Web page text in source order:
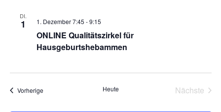
DI.
1
ONLINE Qualitätszirkel für
Hausgeburtshebammen
1. Dezember 7:45 -9:15
VorherigeVeranstaltungen Heute
Nächste